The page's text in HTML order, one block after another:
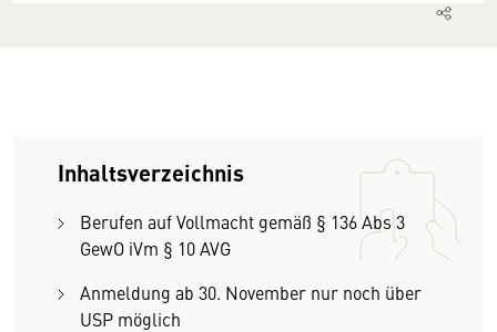
Inhaltsverzeichnis
Berufen auf Vollmacht gemäß § 136 Abs 3
GewO iVm § 10 AVG
Anmeldung ab 30. November nur noch über
USP möglich